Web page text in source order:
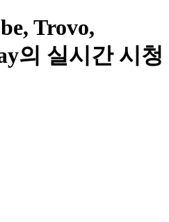
Trovo,
의 실시간 시청